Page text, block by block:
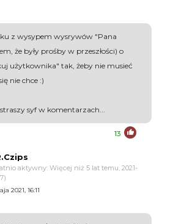
z wysypem wysrywów "Pana
że były prośby w przeszłości) o
użytkownika" tak, żeby nie musieć
nie chce :)
syf w komentarzach...
13
aktywny: Więcej niż 5 lat temu, 2021-
2021, 16:11